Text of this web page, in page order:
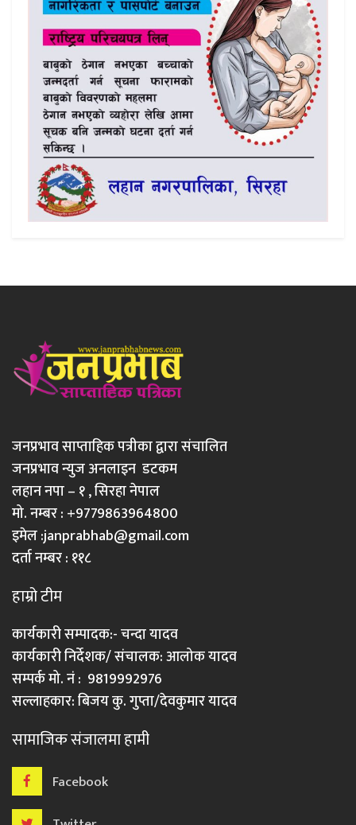
जनप्रभाव साप्ताहिक पत्रीका द्वारा संचालित
जनप्रभाव न्युज अनलाइन डटकम
लहान नपा – १ , सिरहा नेपाल
मो. नम्बर : +9779863964800
इमेल :janprabhab@gmail.com
दर्ता नम्बर : ११८
हाम्रो टीम
कार्यकारी सम्पादक:- चन्दा यादव
कार्यकारी निर्देशक/ संचालक: आलोक यादव
सम्पर्क मो. नं : 9819992976
सल्लाहकार: बिजय कु. गुप्ता/देवकुमार यादव
सामाजिक संजालमा हामी
Facebook